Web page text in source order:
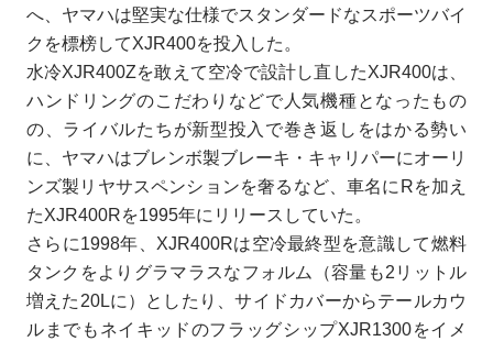
へ、ヤマハは堅実な仕様でスタンダードなスポーツバイ
クを標榜してXJR400を投入した。
水冷XJR400Zを敢えて空冷で設計し直したXJR400は、
ハンドリングのこだわりなどで人気機種となったもの
の、ライバルたちが新型投入で巻き返しをはかる勢い
に、ヤマハはブレンボ製ブレーキ・キャリパーにオーリ
ンズ製リヤサスペンションを奢るなど、車名にRを加え
たXJR400Rを1995年にリリースしていた。
さらに1998年、XJR400Rは空冷最終型を意識して燃料
タンクをよりグラマラスなフォルム（容量も2リットル
増えた20Lに）としたり、サイドカバーからテールカウ
ルまでもネイキッドのフラッグシップXJR1300をイメ